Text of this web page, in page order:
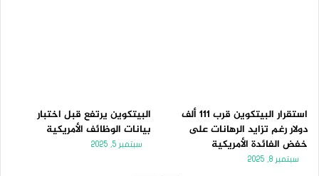
استقرار البيتكوين قرب 111 ألف
دولار رغم تزايد الرهانات على
خفض الفائدة الأمريكية
سبتمبر 8, 2025
البيتكوين يرتفع قبل اختبار
بيانات الوظائف الأمريكية
سبتمبر 5, 2025